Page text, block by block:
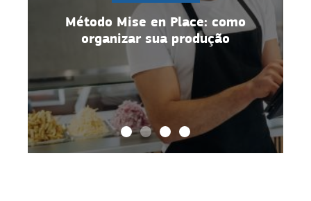
Método Mise en Place: como
organizar sua produção